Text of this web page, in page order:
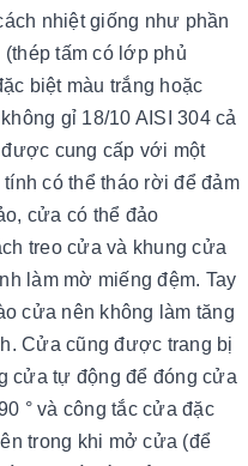
nhiệt giống như phần
tấm có lớp phủ
biệt màu trắng hoặc
gỉ 18/10 AISI 304 cả
cung cấp với một
có thể tháo rời để đảm
cửa có thể đảo
treo cửa và khung cửa
làm mờ miếng đệm. Tay
cửa nên không làm tăng
Cửa cũng được trang bị
cửa tự động để đóng cửa
° và công tắc cửa đặc
trong khi mở cửa (để